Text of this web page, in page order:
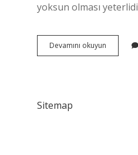
yoksun olması
Devamını okuyun
Sitemap